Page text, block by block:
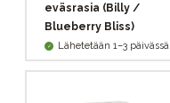
eväsrasia (Billy /
Blueberry Bliss)
Lähetetään 1–3 päivässä